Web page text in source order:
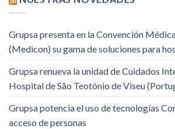
Grupsa presenta en la Convención
(Medicon) su gama de soluciones para
Grupsa renueva la unidad de Cuidados
Hospital de São Teotónio de Viseu
Grupsa potencia el uso de tecnologías
acceso de personas